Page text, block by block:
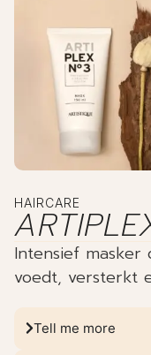
HAIRCARE
Intensief masker
voedt, versterkt
Tell me more